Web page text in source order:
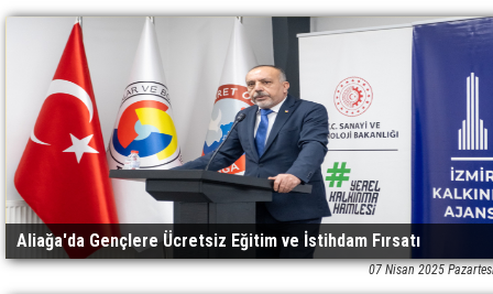
Aliağa'da Gençlere Ücretsiz Eğitim ve İstihdam Fırsatı
07 Nisan 2025